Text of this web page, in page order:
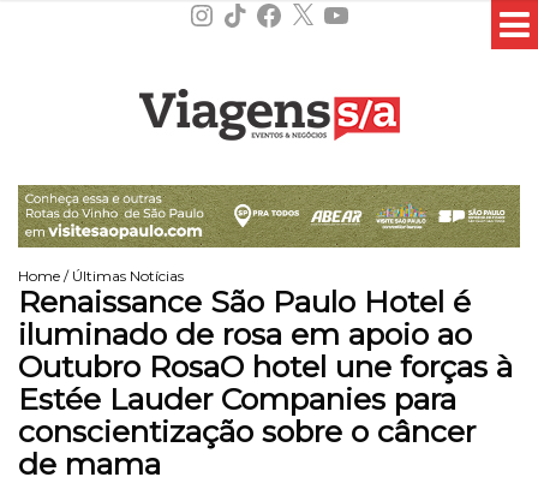
Instagram
TikTokFacebook
X YouTube
Home / Últimas Notícias
Renaissance São Paulo Hotel é
iluminado de rosa em apoio ao
Outubro RosaO hotel une forças à
Estée Lauder Companies para
conscientização sobre o câncer
de mama